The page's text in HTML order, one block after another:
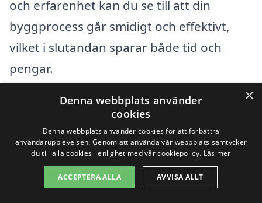
och erfarenhet kan du se till att din
byggprocess går smidigt och effektivt,
vilket i slutändan sparar både tid och
pengar.
Få 3 erbjudanden, gratis och utan
förpliktelser
Sök efter en
×
Denna webbplats använder
cookies
Denna webbplats använder cookies för att förbättra
användarupplevelsen. Genom att använda vår webbplats samtycker
du till alla cookies i enlighet med vår cookiepolicy. Läs mer
ACCEPTERA ALLA AVVISA ALLT